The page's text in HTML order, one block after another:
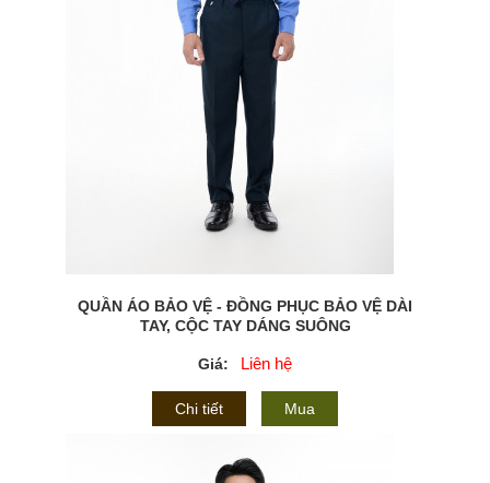
QUẦN ÁO BẢO VỆ - ĐỒNG PHỤC BẢO VỆ DÀI
TAY, CỘC TAY DÁNG SUÔNG
Giá: Liên hệ
Chi tiết Mua